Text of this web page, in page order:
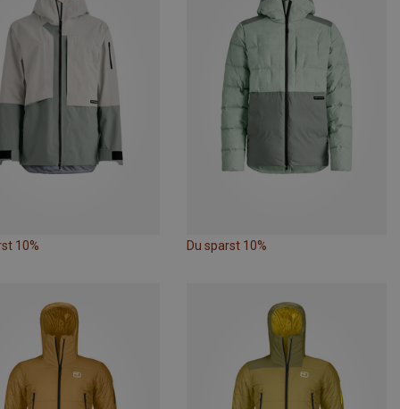
10% Du sparst 10%